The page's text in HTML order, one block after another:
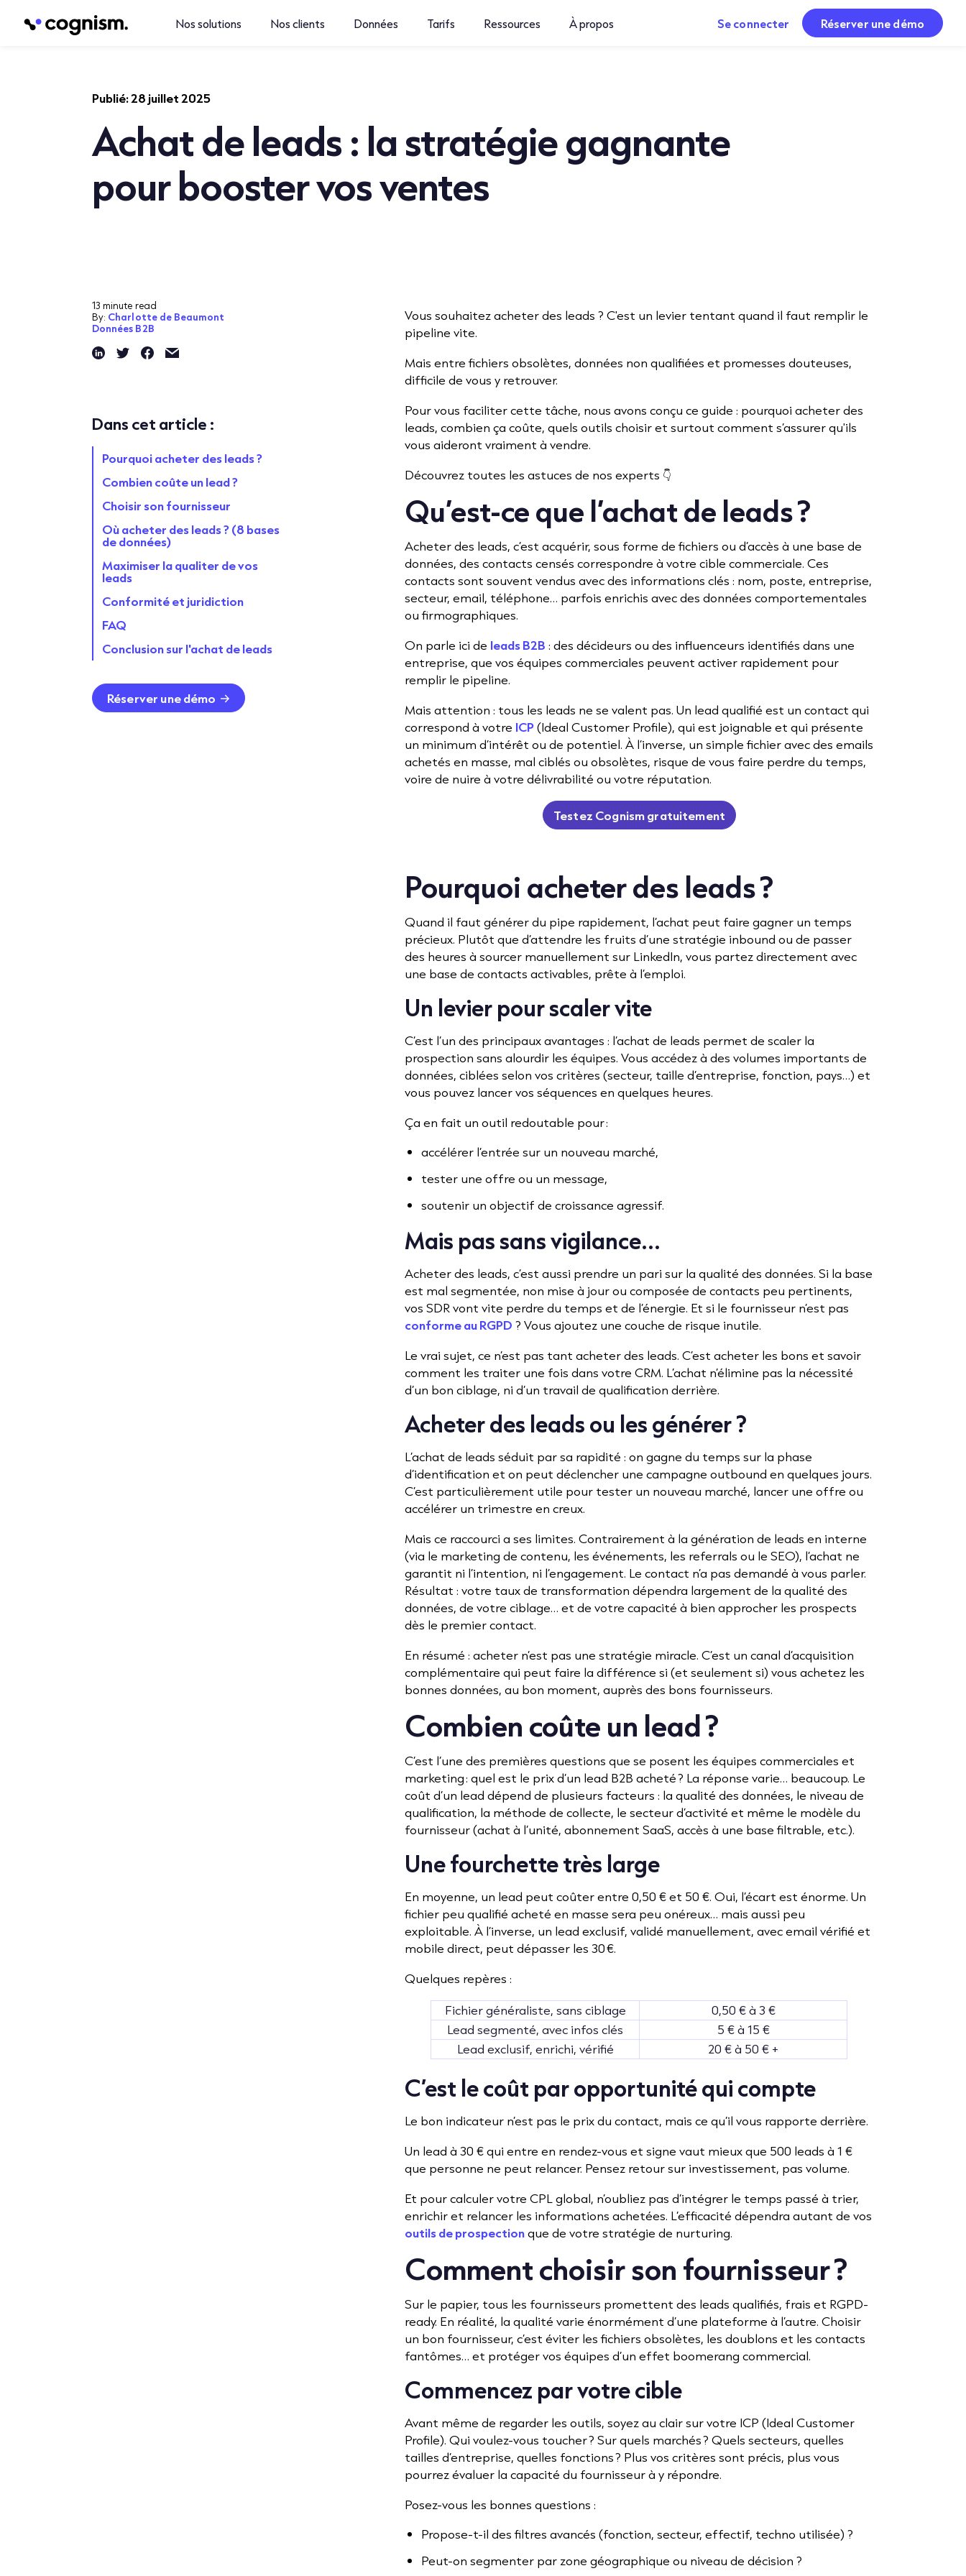
Nos solutions Nos clients Données Tarifs Ressources À propos Se connecter Réserver une démo
Publié:28 juillet 2025
Achat de leads : la stratégie gagnante
pour booster vos ventes
13 minute read
By: Charlotte de Beaumont
Données B2B
Dans cet article :
Pourquoi acheter des leads ?
Combien coûte un lead ?
Choisir son fournisseur
Où acheter des leads ? (8 bases
de données)
Maximiser la qualiter de vos
leads
Conformité et juridiction
FAQ
Conclusion sur l'achat de leads
Réserver une démo
Vous souhaitez acheter des leads ? C'est un levier tentant quand il faut remplir le
pipeline vite.
Mais entre fichiers obsolètes, données non qualifiées et promesses douteuses,
difficile de vous y retrouver.
Pour vous faciliter cette tâche, nous avons conçu ce guide : pourquoi acheter des
leads, combien ça coûte, quels outils choisir et surtout comment s’assurer qu'ils
vous aideront vraiment à vendre.
Découvrez toutes les astuces de nos experts 👇
Qu’est-ce que l’achat de leads ?
Acheter des leads, c’est acquérir, sous forme de fichiers ou d’accès à une base de
données, des contacts censés correspondre à votre cible commerciale. Ces
contacts sont souvent vendus avec des informations clés : nom, poste, entreprise,
secteur, email, téléphone… parfois enrichis avec des données comportementales
ou firmographiques.
On parle ici de leads B2B : des décideurs ou des influenceurs identifiés dans une
entreprise, que vos équipes commerciales peuvent activer rapidement pour
remplir le pipeline.
Mais attention : tous les leads ne se valent pas. Un lead qualifié est un contact qui
correspond à votre ICP(Ideal Customer Profile), qui est joignable et qui présente
un minimum d’intérêt ou de potentiel. À l’inverse, un simple fichier avec des emails
achetés en masse, mal ciblés ou obsolètes, risque de vous faire perdre du temps,
voire de nuire à votre délivrabilité ou votre réputation.
Testez Cognism gratuitement
Pourquoi acheter des leads ?
Quand il faut générer du pipe rapidement, l’achat peut faire gagner un temps
précieux. Plutôt que d’attendre les fruits d’une stratégie inbound ou de passer
des heures à sourcer manuellement sur LinkedIn, vous partez directement avec
une base de contacts activables, prête à l’emploi.
Un levier pour scaler vite
C’est l’un des principaux avantages : l’achat de leads permet de scaler la
prospection sans alourdir les équipes. Vous accédez à des volumes importants de
données, ciblées selon vos critères (secteur, taille d’entreprise, fonction, pays…) et
vous pouvez lancer vos séquences en quelques heures.
Ça en fait un outil redoutable pour :
accélérer l’entrée sur un nouveau marché,
tester une offre ou un message,
soutenir un objectif de croissance agressif.
Mais pas sans vigilance...
Acheter des leads, c’est aussi prendre un pari sur la qualité des données. Si la base
est mal segmentée, non mise à jour ou composée de contacts peu pertinents,
vos SDR vont vite perdre du temps et de l’énergie. Et si le fournisseur n’est pas
conforme au RGPD ? Vous ajoutez une couche de risque inutile.
Le vrai sujet, ce n’est pas tant acheter des leads. C’est acheter les bons et savoir
comment les traiter une fois dans votre CRM. L’achat n’élimine pas la nécessité
d’un bon ciblage, ni d’un travail de qualification derrière.
Acheter des leads ou les générer ?
L’achat de leads séduit par sa rapidité : on gagne du temps sur la phase
d’identification et on peut déclencher une campagne outbound en quelques jours.
C’est particulièrement utile pour tester un nouveau marché, lancer une offre ou
accélérer un trimestre en creux.
Mais ce raccourci a ses limites. Contrairement à la génération de leads en interne
(via le marketing de contenu, les événements, les referrals ou le SEO), l’achat ne
garantit ni l’intention, ni l’engagement. Le contact n’a pas demandé à vous parler.
Résultat : votre taux de transformation dépendra largement de la qualité des
données, de votre ciblage… et de votre capacité à bien approcher les prospects
dès le premier contact.
En résumé : acheter n’est pas une stratégie miracle. C’est un canal d’acquisition
complémentaire qui peut faire la différence si (et seulement si) vous achetez les
bonnes données, au bon moment, auprès des bons fournisseurs.
Combien coûte un lead ?
C’est l’une des premières questions que se posent les équipes commerciales et
marketing : quel est le prix d’un lead B2B acheté ? La réponse varie… beaucoup. Le
coût d’un lead dépend de plusieurs facteurs : la qualité des données, le niveau de
qualification, la méthode de collecte, le secteur d’activité et même le modèle du
fournisseur (achat à l’unité, abonnement SaaS, accès à une base filtrable, etc.).
Une fourchette très large
En moyenne, un lead peut coûter entre 0,50 € et 50 €. Oui, l’écart est énorme. Un
fichier peu qualifié acheté en masse sera peu onéreux… mais aussi peu
exploitable. À l’inverse, un lead exclusif, validé manuellement, avec email vérifié et
mobile direct, peut dépasser les 30 €.
Quelques repères :
Fichier généraliste, sans ciblage
0,50 € à 3 €
Lead segmenté, avec infos clés
5 € à 15 €
Lead exclusif, enrichi, vérifié
20 € à 50 € +
C’est le coût par opportunité qui compte
Le bon indicateur n’est pas le prix du contact, mais ce qu’il vous rapporte derrière.
Un lead à 30 € qui entre en rendez-vous et signe vaut mieux que 500 leads à 1 €
que personne ne peut relancer. Pensez retour sur investissement, pas volume.
Et pour calculer votre CPL global, n’oubliez pas d’intégrer le temps passé à trier,
enrichir et relancer les informations achetées. L’efficacité dépendra autant de vos
outils de prospectionque de votre stratégie de nurturing.
Comment choisir son fournisseur ?
Sur le papier, tous les fournisseurs promettent des leads qualifiés, frais et RGPD-
ready. En réalité, la qualité varie énormément d’une plateforme à l’autre. Choisir
un bon fournisseur, c’est éviter les fichiers obsolètes, les doublons et les contacts
fantômes… et protéger vos équipes d’un effet boomerang commercial.
Commencez par votre cible
Avant même de regarder les outils, soyez au clair sur votre ICP (Ideal Customer
Profile). Qui voulez-vous toucher ? Sur quels marchés ? Quels secteurs, quelles
tailles d’entreprise, quelles fonctions ? Plus vos critères sont précis, plus vous
pourrez évaluer la capacité du fournisseur à y répondre.
Posez-vous les bonnes questions :
Propose-t-il des filtres avancés (fonction, secteur, effectif, techno utilisée) ?
Peut-on segmenter par zone géographique ou niveau de décision ?